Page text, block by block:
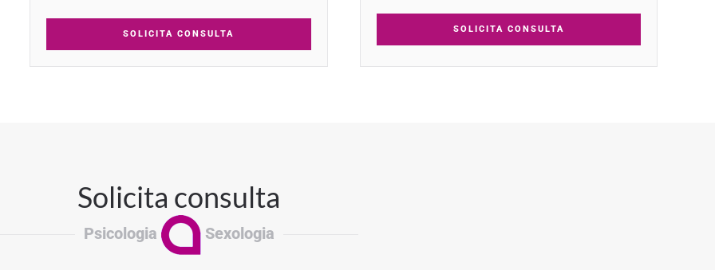
SOLICITA CONSULTA SOLICITA CONSULTA
Solicita consulta
Psicologia Sexologia